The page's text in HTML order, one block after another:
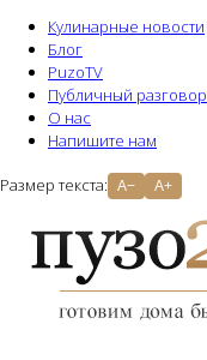
Кулинарные новости
Блог
PuzoTV
Публичный разговор
О нас
Напишите нам
Размер текста: A− A+